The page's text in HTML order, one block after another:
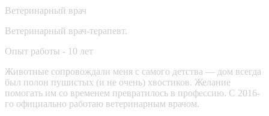
Ветеринарный врач
Ветеринарный врач-терапевт.
Опыт работы - 10 лет
Животные сопровождали меня с самого детства — дом всегда
был полон пушистых (и не очень) хвостиков. Желание
помогать им со временем превратилось в профессию. С 2016-
го официально работаю ветеринарным врачом.